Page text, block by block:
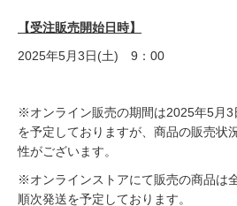
【受注販売開始日時】
2025年5月3日(土) 9：00
※オンライン販売の期間は2025年5月
を予定しておりますが、商品の販売状
性がございます。
※オンラインストアにて販売の商品は
順次発送を予定しております。